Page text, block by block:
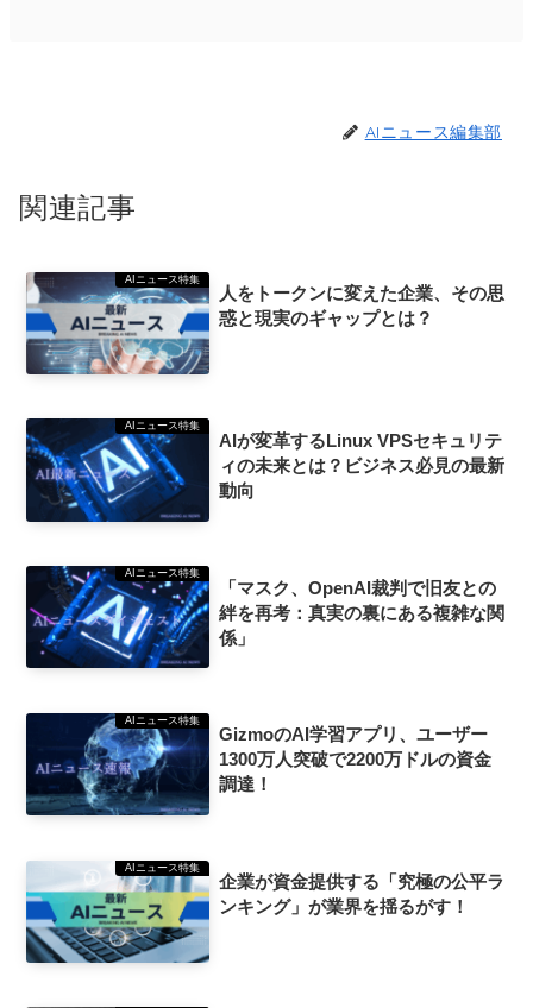
AIニュース編集部
関連記事
AIニュース特集
人をトークンに変えた企業、その思
惑と現実のギャップとは？
AIニュース特集
AIが変革するLinux VPSセキュリテ
ィの未来とは？ビジネス必見の最新
動向
AIニュース特集
「マスク、OpenAI裁判で旧友との
絆を再考：真実の裏にある複雑な関
係」
AIニュース特集
GizmoのAI学習アプリ、ユーザー
1300万人突破で2200万ドルの資金
調達！
AIニュース特集
企業が資金提供する「究極の公平ラ
ンキング」が業界を揺るがす！